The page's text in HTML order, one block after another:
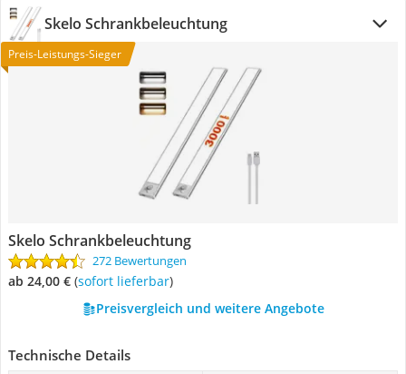
Skelo Schrankbeleuchtung
Preis-Leistungs-Sieger
Skelo Schrankbeleuchtung
272 Bewertungen
ab 24,00 € ( Sofort lieferbar)
Preisvergleich und weitere Angebote
Technische Details